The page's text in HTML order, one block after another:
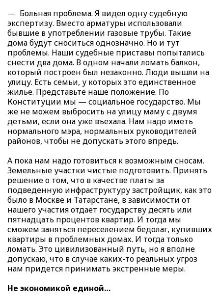
— Больная проблема. Я видел одну судебную
экспертизу. Вместо арматуры использовали
бывшие в употреблении газовые трубы. Такие
дома будут сноситься однозначно. Но и тут
проблемы. Наши судебные приставы попытались
снести два дома. В одном начали ломать балкон,
который построен был незаконно. Люди вышли на
улицу. Есть семьи, у которых это единственное
жилье. Представьте наше положение. По
Конституции мы — социальное государство. Мы
же не можем выбросить на улицу маму с двумя
детьми, если она уже въехала. Нам надо иметь
нормального мэра, нормальных руководителей
районов, чтобы не допускать этого впредь.
А пока нам надо готовиться к возможным сносам.
Земельные участки чистые подготовить. Принять
решение о том, что в качестве платы за
подведенную инфраструктуру застройщик, как это
было в Москве и Татарстане, в зависимости от
нашего участия отдает государству десять или
пятнадцать процентов квартир. И тогда мы
сможем заняться переселением бедолаг, купивших
квартиры в проблемных домах. И тогда только
ломать. Это цивилизованный путь, но я вполне
допускаю, что в случае каких-то реальных угроз
нам придется принимать экстренные меры.
Не экономикой единой…